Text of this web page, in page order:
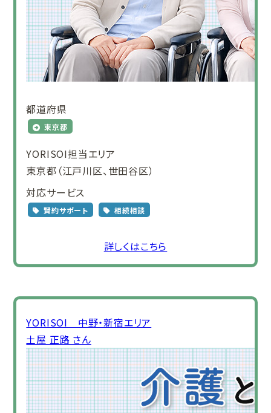
都道府県
東京都
YORISOI担当エリア
東京都（江戸川区、世田谷区）
対応サービス
賢約サポート 相続相談
詳しくはこちら
YORISOI 中野・新宿エリア
土屋 正路 さん